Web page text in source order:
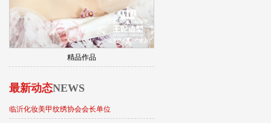
精品作品
最新动态NEWS
临沂化妆美甲纹绣协会会长单位